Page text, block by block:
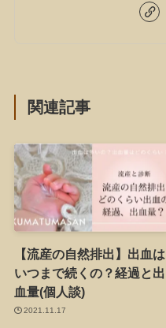
関連記事
【流産の自然排出】出血は
いつまで続くの？経過と出
血量(個人談)
2021.11.17